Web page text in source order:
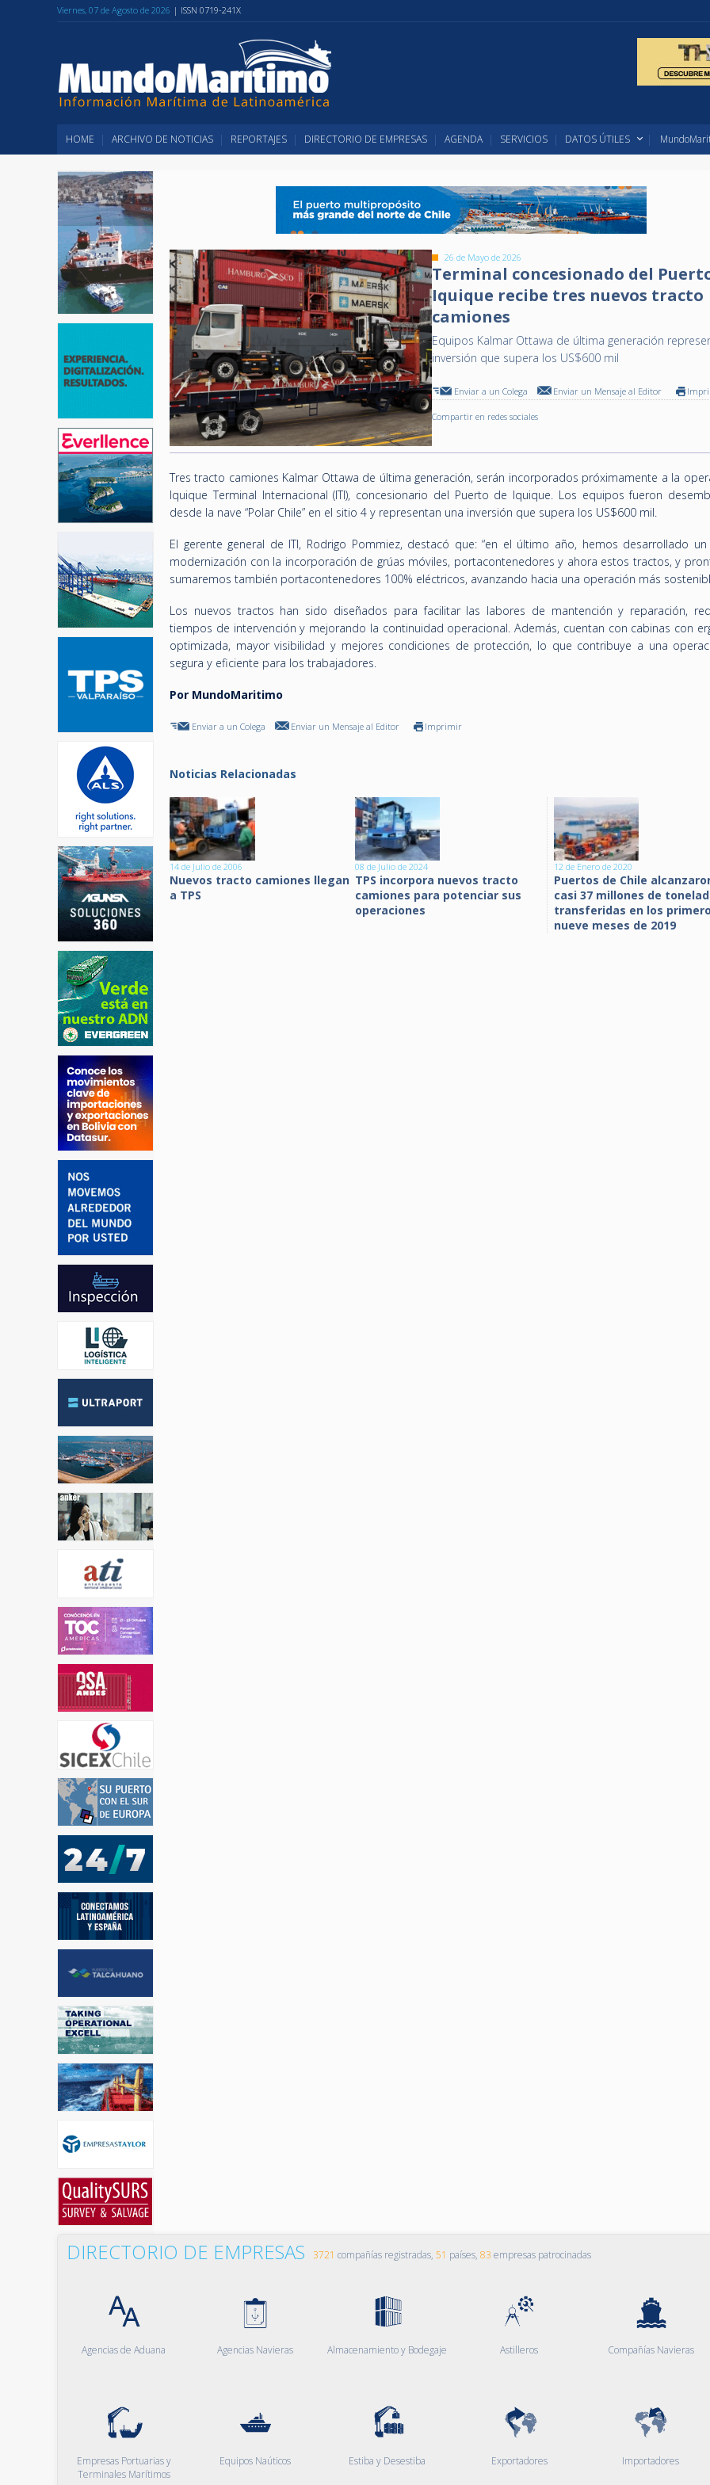
Viernes, 07 de Agosto de 2026 | ISSN 0719-241X
HOME ARCHIVO DE NOTICIAS REPORTAJES DIRECTORIO DE EMPRESAS AGENDA SERVICIOS DATOS ÚTILES
26 de Mayo de 2026
Terminal concesionado del
Iquique recibe tres nuevos tracto
camiones
Equipos Kalmar Ottawa de última generación
inversión que supera los US$600 mil
Enviar a un Colega Enviar un Mensaje al Editor
Compartir en redes sociales
Tres tracto camiones Kalmar Ottawa de última generación, serán incorporados próximamente a la
Iquique Terminal Internacional (ITI), concesionario del Puerto de Iquique. Los equipos fueron
desde la nave “Polar Chile” en el sitio 4 y representan una inversión que supera los US$600 mil.
El gerente general de ITI, Rodrigo Pommiez, destacó que: “en el último año, hemos desarrollado
modernización con la incorporación de grúas móviles, portacontenedores y ahora estos tractos, y
sumaremos también portacontenedores 100% eléctricos, avanzando hacia una operación más
Los nuevos tractos han sido diseñados para facilitar las labores de mantención y reparación,
tiempos de intervención y mejorando la continuidad operacional. Además, cuentan con cabinas con
optimizada, mayor visibilidad y mejores condiciones de protección, lo que contribuye a una
segura y eficiente para los trabajadores.
Por MundoMaritimo
Enviar a un Colega Enviar un Mensaje al Editor Imprimir
Noticias Relacionadas
14 de Julio de 2006
Nuevos tracto camiones llegan
a TPS
08 de Julio de 2024
TPS incorpora nuevos tracto
camiones para potenciar sus
operaciones
12 de Enero de 2020
Puertos de Chile
casi 37 millones de
transferidas en los
nueve meses de 2019
DIRECTORIO DE EMPRESAS 3721 compañías registradas, 51 países, 83 empresas patrocinadas
Agencias de Aduana Agencias Navieras Almacenamiento y Bodegaje Astilleros Compañías Navieras
Empresas Portuarias y
Terminales Marítimos
Equipos Naúticos Estiba y Desestiba Exportadores Importadores